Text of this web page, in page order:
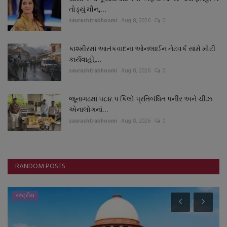
તોડ્યું મૌન,...
saurashtrabhoomi Aug 8, 2026 0
કાશ્મીરમાં આતંકવાદના ઓનલાઈન નેટવર્ક સામે મોટી
કાર્યવાહી,...
saurashtrabhoomi Aug 8, 2026 0
જૂનાગઢમાં ૫૮૪.૫ કિલો પ્રતિબંધિત પનીર અને ચીઝ
એનાલોગનાં...
saurashtrabhoomi Aug 8, 2026 0
RANDOM POSTS
રાષ્ટ્રીય